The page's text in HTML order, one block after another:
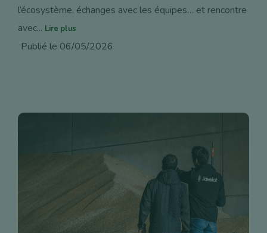
l’écosystème, échanges avec les équipes… et rencontre
avec... Lire plus
Publié le 06/05/2026